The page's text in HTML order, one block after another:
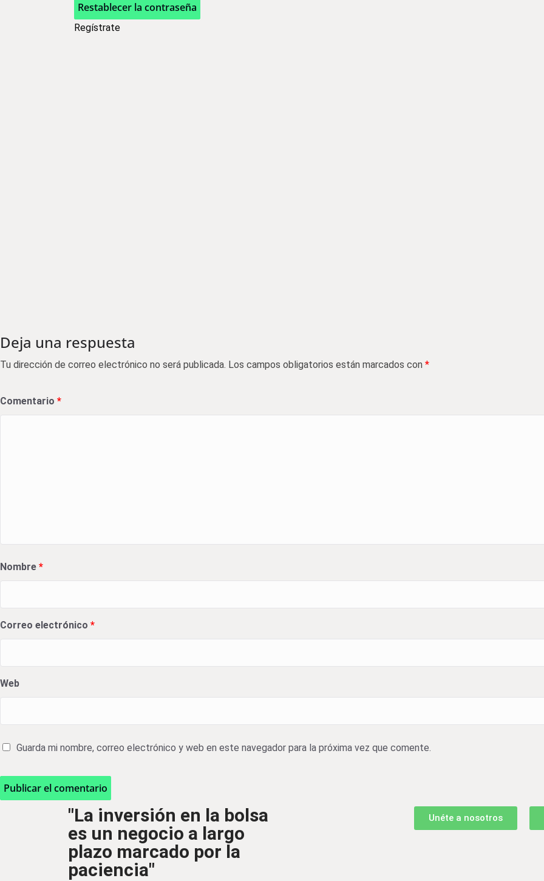
Restablecer la contraseña
Regístrate
Deja una respuesta
Tu dirección de correo electrónico no será publicada. Los campos obligatorios están marcados con *
Comentario *
Nombre *
Correo electrónico *
Web
Guarda mi nombre, correo electrónico y web en este navegador para la próxima vez que comente.
"La inversión en la bolsa
es un negocio a largo
plazo marcado por la
paciencia"
Unéte a nosotros